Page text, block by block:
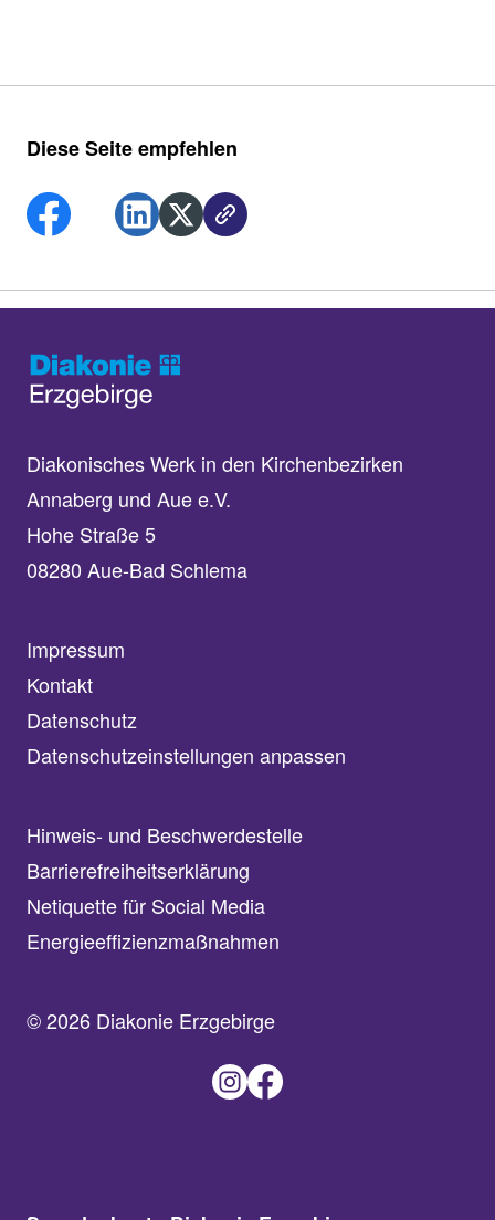
Diese Seite empfehlen
Diakonisches Werk in den Kirchenbezirken
Annaberg und Aue e.V.
Hohe Straße 5
08280 Aue-Bad Schlema
Impressum
Kontakt
Datenschutz
Datenschutzeinstellungen anpassen
Hinweis- und Beschwerdestelle
Barrierefreiheitserklärung
Netiquette für Social Media
Energieeffizienzmaßnahmen
© 2026 Diakonie Erzgebirge